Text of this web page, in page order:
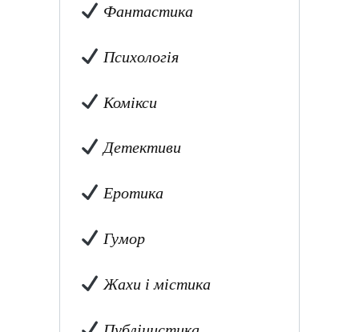
Фантастика
Психологія
Комікси
Детективи
Еротика
Гумор
Жахи і містика